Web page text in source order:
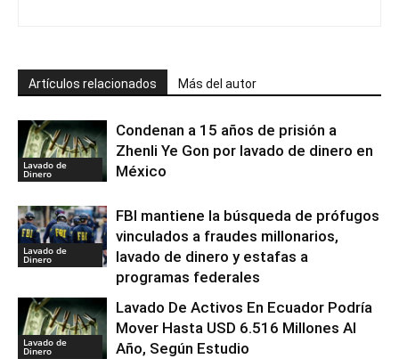
Artículos relacionados Más del autor
Lavado de
Dinero
Condenan a 15 años de prisión a
Zhenli Ye Gon por lavado de dinero en
México
Lavado de
Dinero
FBI mantiene la búsqueda de prófugos
vinculados a fraudes millonarios,
lavado de dinero y estafas a
programas federales
Lavado de
Dinero
Lavado De Activos En Ecuador Podría
Mover Hasta USD 6.516 Millones Al
Año, Según Estudio